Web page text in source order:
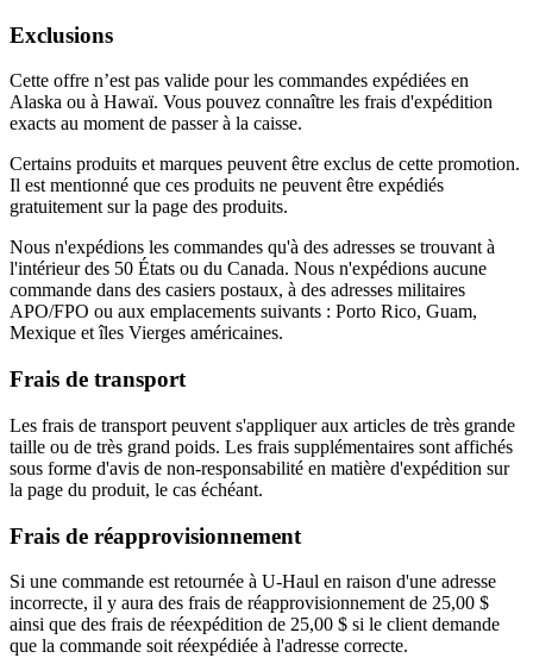
Exclusions
Cette offre n’est pas valide pour les commandes expédiées en
Alaska ou à Hawaï. Vous pouvez connaître les frais d'expédition
exacts au moment de passer à la caisse.
Certains produits et marques peuvent être exclus de cette promotion.
Il est mentionné que ces produits ne peuvent être expédiés
gratuitement sur la page des produits.
Nous n'expédions les commandes qu'à des adresses se trouvant à
l'intérieur des 50 États ou du Canada. Nous n'expédions aucune
commande dans des casiers postaux, à des adresses militaires
APO/FPO ou aux emplacements suivants : Porto Rico, Guam,
Mexique et îles Vierges américaines.
Frais de transport
Les frais de transport peuvent s'appliquer aux articles de très grande
taille ou de très grand poids. Les frais supplémentaires sont affichés
sous forme d'avis de non-responsabilité en matière d'expédition sur
la page du produit, le cas échéant.
Frais de réapprovisionnement
Si une commande est retournée à U-Haul en raison d'une adresse
incorrecte, il y aura des frais de réapprovisionnement de 25,00 $
ainsi que des frais de réexpédition de 25,00 $ si le client demande
que la commande soit réexpédiée à l'adresse correcte.